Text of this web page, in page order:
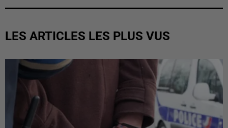
LES ARTICLES LES PLUS VUS